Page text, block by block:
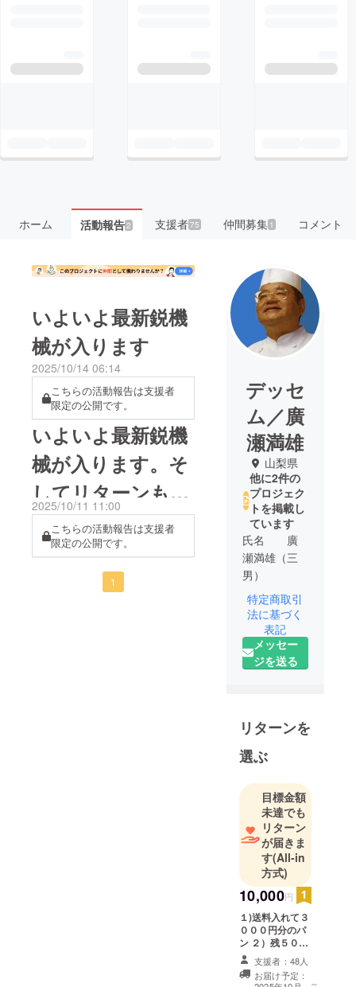
ホーム 活動報告2 支援者75 仲間募集 1 コメント
いよいよ最新鋭機
械が入ります
2025/10/14 06:14
こちらの活動報告は支援者
限定の公開です。
いよいよ最新鋭機
械が入ります。そ
してリターンも始
まります。
2025/10/11 11:00
こちらの活動報告は支援者
限定の公開です。
1
デッセ
ム／廣
瀬満雄
山梨県
他に2件の
プロジェク
トを掲載し
ています
氏名 廣
瀬満雄（三
男）
店住
所：山梨県
南巨摩郡富
士川町青柳
話：０５５
６－４２－
８２０８
本籍
地：東京都
杉並区高円
寺北3丁目４
４０番地
メー
ル：
dessem@kc
d.biglobe.ne.
jp
特定商取引
法に基づく
表記
メッセー
ジを送る
リターンを
選ぶ
目標金額
未達でも
リターン
が届きま
す(All-in
方式)
10,000円
１)送料入れて３
０００円分のパ
ン ２）残５００
０円は有効期間1
年間「一回２
０％引き購入会
支援者：48人
お届け予定：